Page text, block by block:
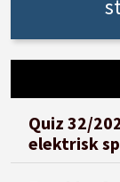
Quiz 32/
elektrisk